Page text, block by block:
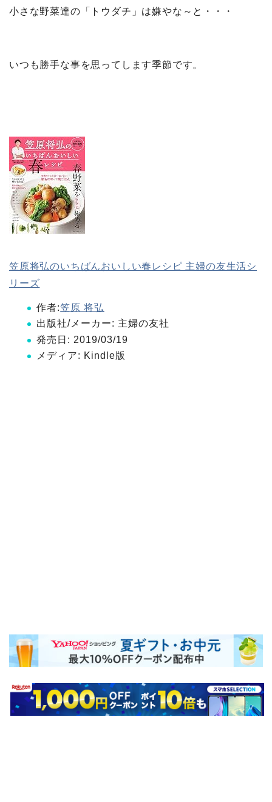
小さな野菜達の「トウダチ」は嫌やな～と・・・
いつも勝手な事を思ってします季節です。
笠原将弘のいちばんおいしい春レシピ 主婦の友生活シ
リーズ
作者:笠原 将弘
出版社/メーカー: 主婦の友社
発売日: 2019/03/19
メディア: Kindle版